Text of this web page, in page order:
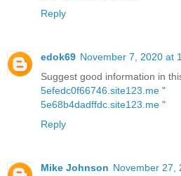
Reply
edok69 November 7, 2020 at
Suggest good information in
5efedc0f66746.site123.me "
5e68b4dadffdc.site123.me "
Reply
Mike Johnson November 27,